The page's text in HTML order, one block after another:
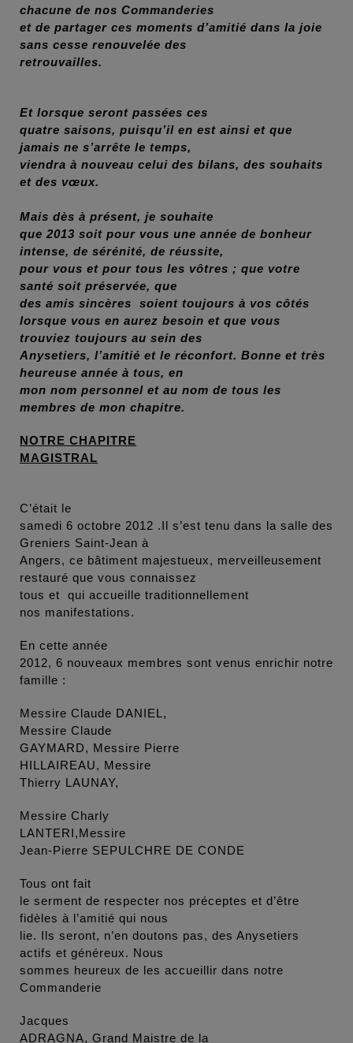
chacune de nos Commanderies
et de partager ces moments d’amitié dans la joie
sans cesse renouvelée des
retrouvailles.
Et lorsque seront passées ces
quatre saisons, puisqu’il en est ainsi et que
jamais ne s’arrête le temps,
viendra à nouveau celui des bilans, des souhaits
et des vœux.
Mais dès à présent, je souhaite
que 2013 soit pour vous une année de bonheur
intense, de sérénité, de réussite,
pour vous et pour tous les vôtres ; que votre
santé soit préservée, que
des amis sincères soient toujours à vos côtés
lorsque vous en aurez besoin et que vous
trouviez toujours au sein des
Anysetiers, l’amitié et le réconfort. Bonne et très
heureuse année à tous, en
mon nom personnel et au nom de tous les
membres de mon chapitre.
NOTRE CHAPITRE
MAGISTRAL
C’était le
samedi 6 octobre 2012 .Il s’est tenu dans la salle des
Greniers Saint-Jean à
Angers, ce bâtiment majestueux, merveilleusement
restauré que vous connaissez
tous et qui accueille traditionnellement
nos manifestations.
En cette année
2012, 6 nouveaux membres sont venus enrichir notre
famille :
Messire Claude DANIEL,
Messire Claude
GAYMARD, Messire Pierre
HILLAIREAU, Messire
Thierry LAUNAY,
Messire Charly
LANTERI,Messire
Jean-Pierre SEPULCHRE DE CONDE
Tous ont fait
le serment de respecter nos préceptes et d’être
fidèles à l’amitié qui nous
lie. Ils seront, n’en doutons pas, des Anysetiers
actifs et généreux. Nous
sommes heureux de les accueillir dans notre
Commanderie
Jacques
ADRAGNA, Grand Maistre de la